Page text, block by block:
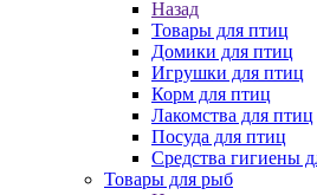
Назад
Товары для птиц
Домики для птиц
Игрушки для птиц
Корм для птиц
Лакомства для птиц
Посуда для птиц
Средства гигиены
Товары для рыб